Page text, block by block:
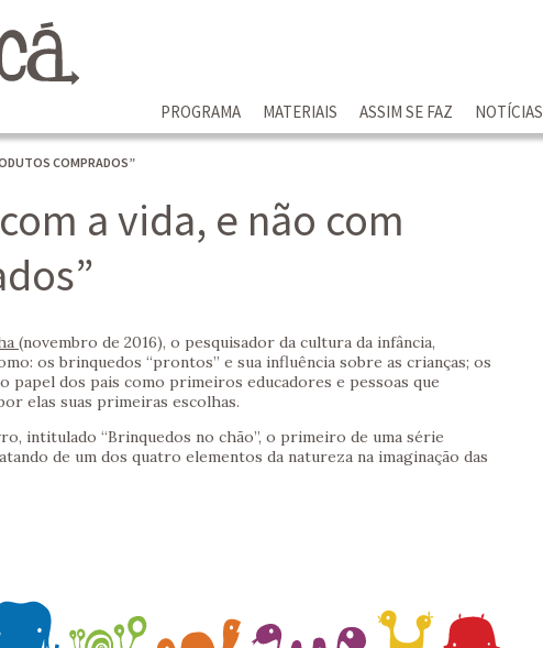
PROGRAMA MATERIAIS ASSIM SE FAZ NOTÍCIAS
COMPRADOS”
a vida, e não com
(novembro de 2016), o pesquisador da cultura da infância,
os brinquedos “prontos” e sua influência sobre as crianças; os
papel dos pais como primeiros educadores e pessoas que
elas suas primeiras escolhas.
intitulado “Brinquedos no chão”, o primeiro de uma série
de um dos quatro elementos da natureza na imaginação das